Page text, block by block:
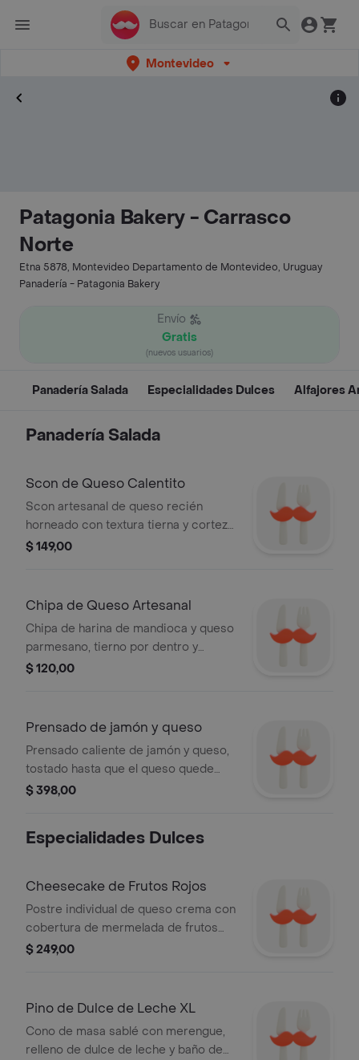
Montevideo
Patagonia Bakery - Carrasco
Norte
Etna 5878, Montevideo Departamento de Montevideo, Uruguay
Panadería - Patagonia Bakery
Envío
Gratis
(nuevos usuarios)
Panadería Salada Especialidades Dulces Alfajores
Panadería Salada
Scon de Queso Calentito
Scon artesanal de queso recién
horneado con textura tierna y corteza
crocante.
$ 149,00
Chipa de Queso Artesanal
Chipa de harina de mandioca y queso
parmesano, tierno por dentro y
crocante por fuera.
$ 120,00
Prensado de jamón y queso
Prensado caliente de jamón y queso,
tostado hasta que el queso quede
bien fundido.
$ 398,00
Especialidades Dulces
Cheesecake de Frutos Rojos
Postre individual de queso crema con
cobertura de mermelada de frutos
rojos
$ 249,00
Pino de Dulce de Leche XL
Cono de masa sablé con merengue,
relleno de dulce de leche y baño de